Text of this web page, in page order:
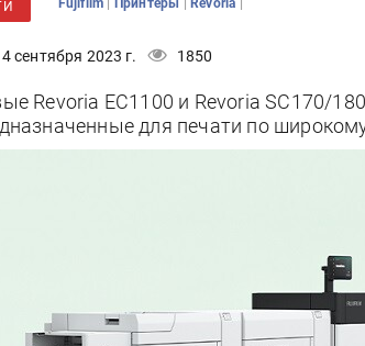
Fujifilm Принтеры Revoria
сентября 2023 г. 1850
Revoria EC1100 и Revoria SC170/
для печати по